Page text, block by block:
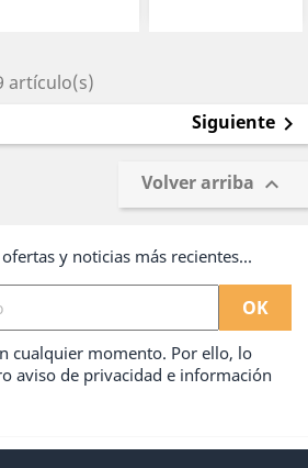
artículo(s)
Siguiente 
Volver arriba 
y noticias más recientes...
cualquier momento. Por ello, lo
aviso de privacidad e información